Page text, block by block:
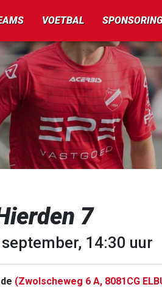
VOETBAL
7
14:30 uur
(Zwolscheweg 6 A, 8081CG